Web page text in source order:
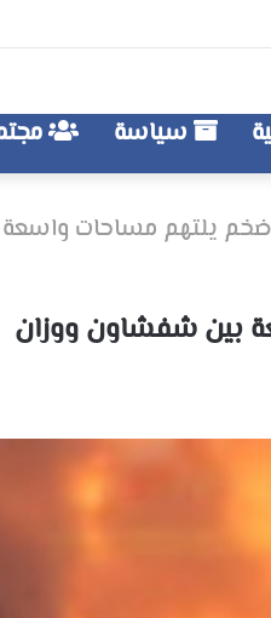
سياسة
يلتهم مساحات
بين شفشاون ووزان